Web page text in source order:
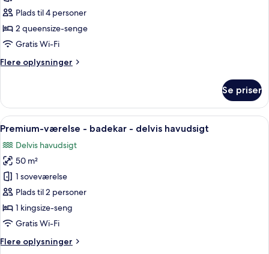
værelse
-
2
senge
havudsigt
Plads til 4 personer
2 queensize-senge
Gratis Wi-Fi
Flere oplysninger
Flere
værelse
2
senge
delvis
havudsigt
Se priser
Indlæs
alle
billeder
af
Premium-
værelse
-
badekar
delvis
Et soveværelse med en stor seng, et
8
Premium-værelse - badekar - delvis havudsigt
Delvis havudsigt
50 m²
1 soveværelse
Plads til 2 personer
1 kingsize-seng
Gratis Wi-Fi
Flere oplysninger
Flere